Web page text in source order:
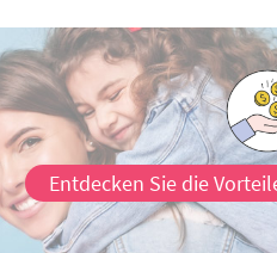
Entdecken Sie die